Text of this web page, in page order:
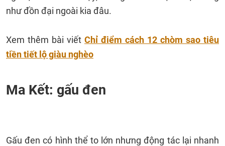
như đồn đại ngoài kia đâu.
Xem thêm bài viết Chỉ điểm cách 12 chòm sao tiêu
tiền tiết lộ giàu nghèo
Ma Kết: gấu đen
Gấu đen có hình thể to lớn nhưng động tác lại nhanh